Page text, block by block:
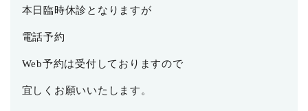
本日臨時休診となりますが
電話予約
Web予約は受付しておりますので
宜しくお願いいたします。